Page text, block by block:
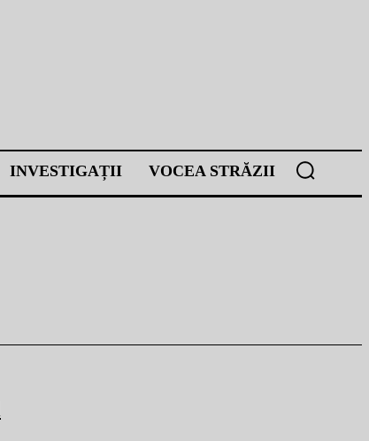
INVESTIGAȚII VOCEA STRĂZII